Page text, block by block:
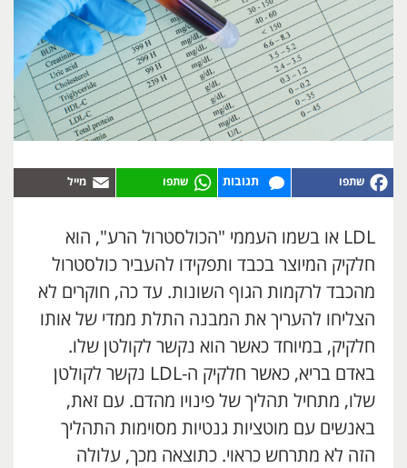
תגובות
LDL או בשמו העממי "הכולסטרול הרע", הוא
חלקיק המיוצר בכבד ותפקידו להעביר כולסטרול
מהכבד לרקמות הגוף השונות. עד כה, חוקרים לא
הצליחו להעריך את המבנה התלת ממדי של אותו
חלקיק, במיוחד כאשר הוא נקשר לקולטן שלו.
באדם בריא, כאשר חלקיק ה-LDL נקשר לקולטן
שלו, מתחיל תהליך של פינויו מהדם. עם זאת,
באנשים עם מוטציות גנטיות מסוימות התהליך
הזה לא מתרחש כראוי. כתוצאה מכך, עלולה